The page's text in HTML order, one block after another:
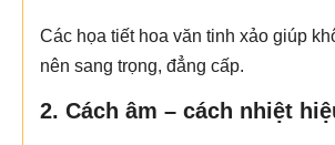
Các họa tiết hoa văn tinh xảo giúp
nên sang trọng, đẳng cấp.
2. Cách âm – cách nhiệt